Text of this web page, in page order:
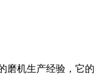
磨机生产经验，它